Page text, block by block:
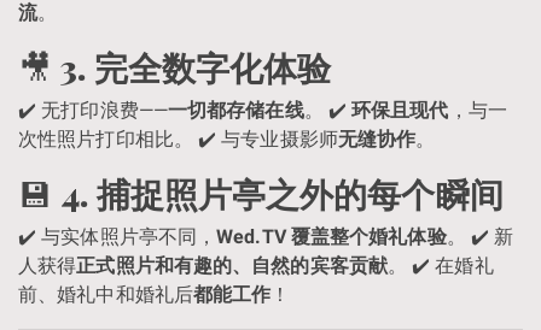
流。
🎥3. 完全数字化体验
✔️ 无打印浪费——一切都存储在线。 ✔️环保且现代 ，与一
次性照片打印相比。 ✔️ 与专业摄影师无缝协作。
💾 4. 捕捉照片亭之外的每个瞬间
✔️ 与实体照片亭不同，Wed.TV 覆盖整个婚礼体验。 ✔️ 新
人获得正式照片和有趣的、自然的宾客贡献。 ✔️ 在婚礼
前、婚礼中和婚礼后都能工作 ！